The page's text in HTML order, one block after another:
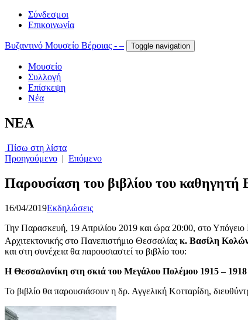
Σύνδεσμοι
Επικοινωνία
Βυζαντινό Μουσείο Βέροιας - – Toggle navigation
Μουσείο
Συλλογή
Επίσκεψη
Νέα
NEA
Πίσω στη λίστα
Προηγούμενο | Επόμενο
Παρουσίαση του βιβλίου του
16/04/2019Εκδηλώσεις
Την Παρασκευή, 19 Απριλίου 2019 και ώρα 20:00, στο Υπόγειο
Αρχιτεκτονικής στο Πανεπιστήμιο Θεσσαλίας κ. Βασίλη
και στη συνέχεια θα παρουσιαστεί το βιβλίο του:
Η Θεσσαλονίκη στη σκιά του Μεγάλου Πολέμου 1915 – 1918
Το βιβλίο θα παρουσιάσουν η δρ. Αγγελική Κοτταρίδη,